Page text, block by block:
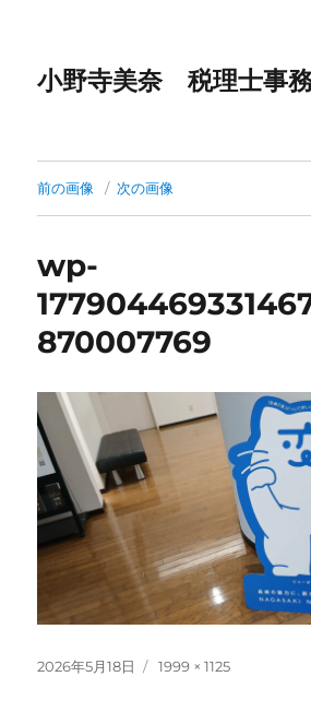
小野寺美奈 税理士事
前の画像 次の画像
wp-
870007769
投
2026年5月18日
フ
1999 × 1125